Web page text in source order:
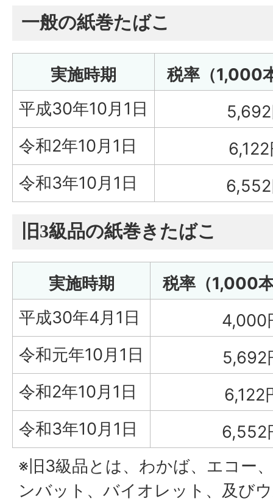
一般の紙巻たばこ
実施時期
税率（1,000
平成30年10月1日
令和2年10月1日
令和3年10月1日
旧3級品の紙巻きたばこ
実施時期
税率（1,000
平成30年4月1日
4,000
令和元年10月1日
5,692
令和2年10月1日
6,122
令和3年10月1日
6,552
※旧3級品とは、わかば、エコー
ンバット、バイオレット、及び